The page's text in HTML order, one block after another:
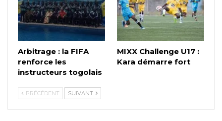
Arbitrage : la FIFA
renforce les
instructeurs togolais
MIXX Challenge U17 :
Kara démarre fort
PRÉCÉDENT SUIVANT